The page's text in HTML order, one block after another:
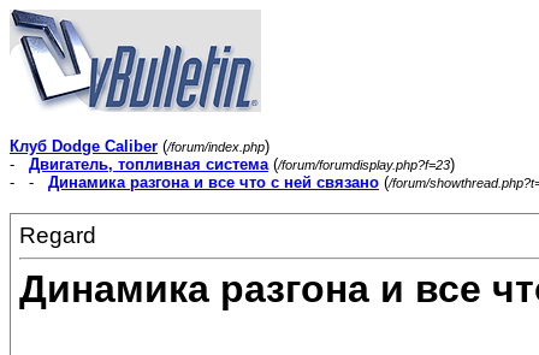
Клуб Dodge Caliber (/forum/index.php)
- Двигатель, топливная система(/forum/forumdisplay.php?f=23)
- - Динамика разгона и все что с ней связано (/forum/
Regard
Динамика разгона и все